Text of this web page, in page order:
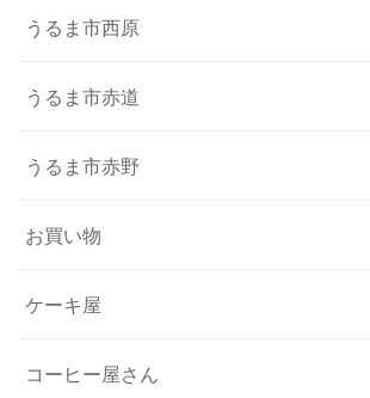
うるま市西原
うるま市赤道
うるま市赤野
お買い物
ケーキ屋
コーヒー屋さん